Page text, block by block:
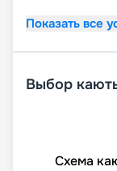
Показать все
Выбор
Схема